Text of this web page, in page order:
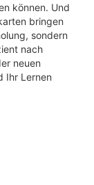
können. Und
bringen
sondern
nach
neuen
Ihr Lernen